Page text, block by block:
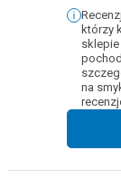
którzy
na